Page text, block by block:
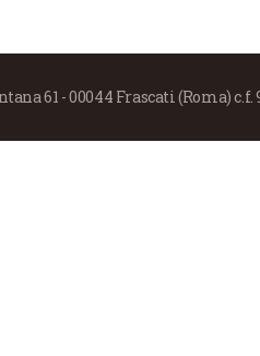
61 - 00044 Frascati (Roma) c.f.